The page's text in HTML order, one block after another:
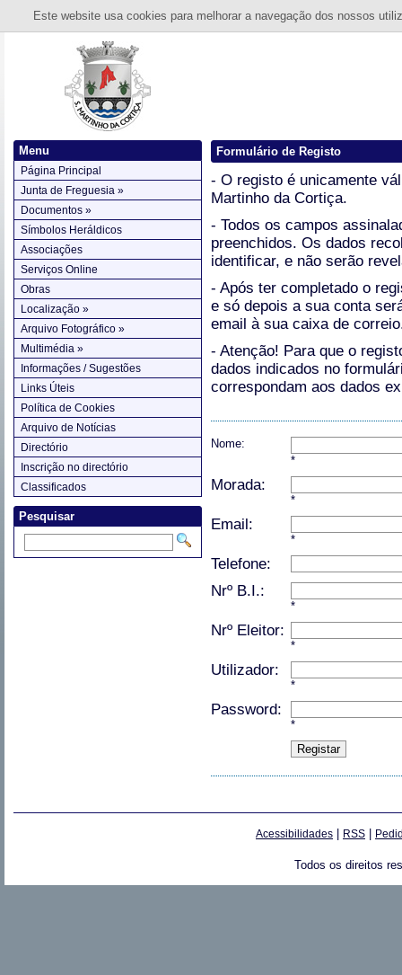
Este website usa cookies para melhorar a navegação dos nossos
Menu
Página Principal
Junta de Freguesia »
Documentos »
Símbolos Heráldicos
Associações
Serviços Online
Obras
Localização »
Arquivo Fotográfico »
Multimédia »
Informações / Sugestões
Links Úteis
Política de Cookies
Arquivo de Notícias
Directório
Inscrição no directório
Classificados
Pesquisar
Formulário de Registo
- O registo é unicamente
Martinho da Cortiça.
- Todos os campos
preenchidos. Os dados
identificar, e não serão
- Após ter completado o
e só depois a sua conta
email à sua caixa de
- Atenção! Para que o
dados indicados no
correspondam aos dados
Nome:
*
Morada:
*
Email:
*
Telefone:
Nrº B.I.:
*
Nrº Eleitor:
*
Utilizador:
*
Password:
*
Acessibilidades RSS
Todos os direitos